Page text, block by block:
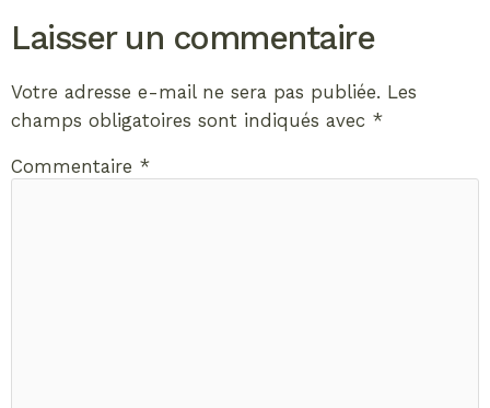
Laisser un commentaire
Votre adresse e-mail ne sera pas publiée. Les
champs obligatoires sont indiqués avec *
Commentaire *